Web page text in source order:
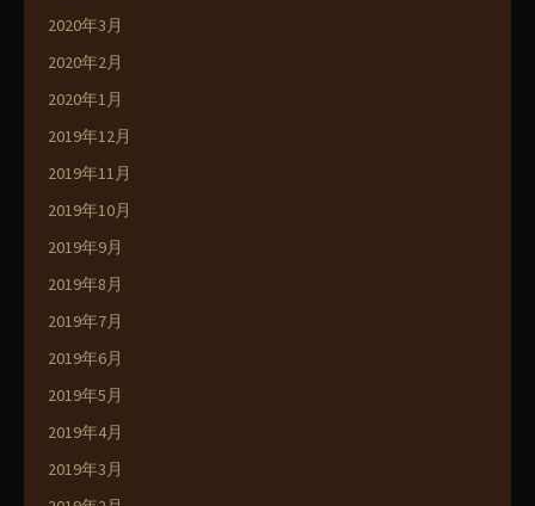
2020年3月
2020年2月
2020年1月
2019年12月
2019年11月
2019年10月
2019年9月
2019年8月
2019年7月
2019年6月
2019年5月
2019年4月
2019年3月